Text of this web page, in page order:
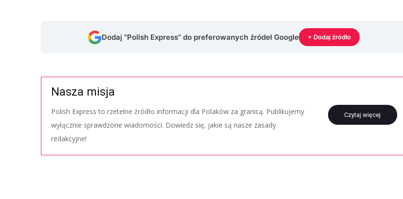
Dodaj "Polish Express" do preferowanych źródeł Google + Dodaj źródło
Nasza misja
Polish Express to rzetelne źródło informacji dla Polaków za granicą. Publikujemy
wyłącznie sprawdzone wiadomości. Dowiedz się, jakie są nasze zasady
redakcyjne!
Czytaj więcej